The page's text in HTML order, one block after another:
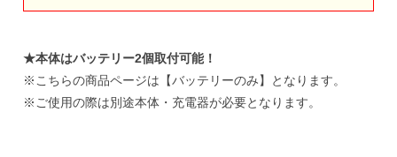
★本体はバッテリー2個取付可能！
※こちらの商品ページは【バッテリーのみ】となります。
※ご使用の際は別途本体・ 充電器が必要となります。